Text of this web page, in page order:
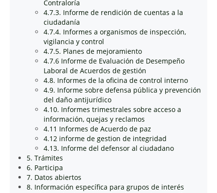
Contraloría
4.7.3. Informe de rendición de cuentas a la
ciudadanía
4.7.4. Informes a organismos de inspección,
vigilancia y control
4.7.5. Planes de mejoramiento
4.7.6 Informe de Evaluación de Desempeño
Laboral de Acuerdos de gestión
4.8. Informes de la oficina de control interno
4.9. Informe sobre defensa pública y prevención
del daño antijurídico
4.10. Informes trimestrales sobre acceso a
información, quejas y reclamos
4.11 Informes de Acuerdo de paz
4.12 informe de gestion de integridad
4.13. Informe del defensor al ciudadano
5. Trámites
6. Participa
7. Datos abiertos
8. Información específica para grupos de interés